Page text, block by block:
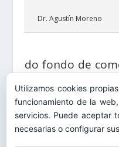
Dr. Agustín Moreno
do fondo de
no auditado
las autoridades.
comercio
Utilizamos cookies
funcionamiento de la
servicios. Puede aceptar
necesarias o configurar